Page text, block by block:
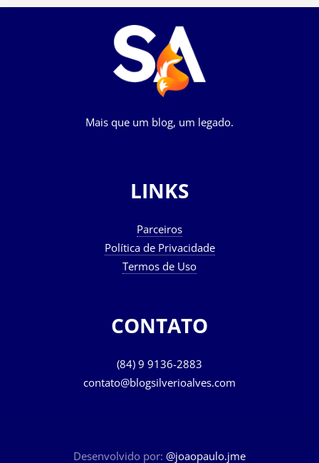
Mais que um blog, um legado.
LINKS
Parceiros
Política de Privacidade
Termos de Uso
CONTATO
(84) 9 9136-2883
contato@blogsilverioalves.com
Desenvolvido por: @joaopaulo.jme